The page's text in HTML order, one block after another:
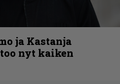
ja Kastanja
nyt kaiken